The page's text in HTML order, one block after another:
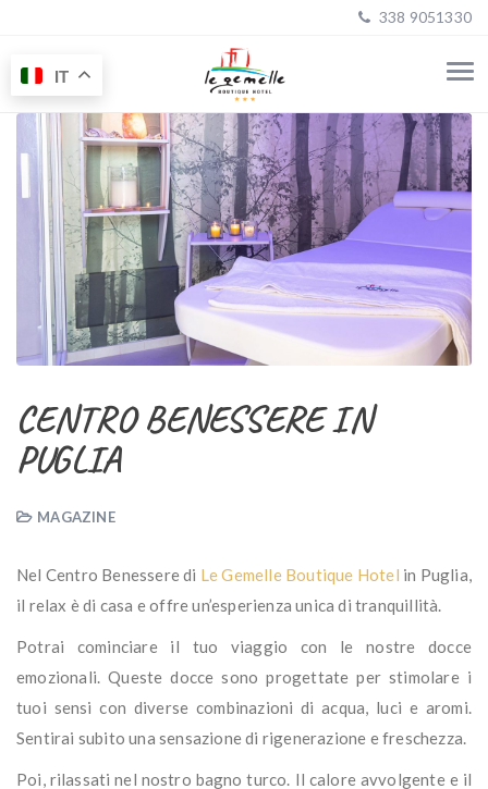
338 9051330
CENTRO BENESSERE IN
PUGLIA
MAGAZINE
Nel Centro Benessere di Le Gemelle Boutique Hotel in Puglia,
il relax è di casa e offre un’esperienza unica di tranquillità.
Potrai cominciare il tuo viaggio con le nostre docce
emozionali. Queste docce sono progettate per stimolare i
tuoi sensi con diverse combinazioni di acqua, luci e aromi.
Sentirai subito una sensazione di rigenerazione e freschezza.
Poi, rilassati nel nostro bagno turco. Il calore avvolgente e il
IT